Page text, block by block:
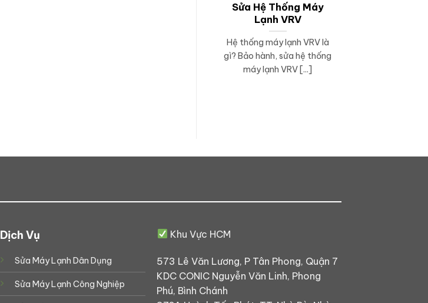
Sửa Hệ Thống Máy
Lạnh VRV
Hệ thống máy lạnh VRV là
gì? Bảo hành, sửa hệ thống
máy lạnh VRV [...]
Dịch Vụ
Sửa Máy Lạnh Dân Dụng
Sửa Máy Lạnh Công Nghiệp
Khu Vực HCM
573 Lê Văn Lương, P Tân Phong, Quận 7
KDC CONIC Nguyễn Văn Linh, Phong
Phú, Bình Chánh